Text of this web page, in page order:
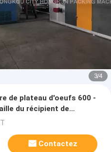
3/4
de plateau d'oeufs 600 -
du récipient de
Contactez